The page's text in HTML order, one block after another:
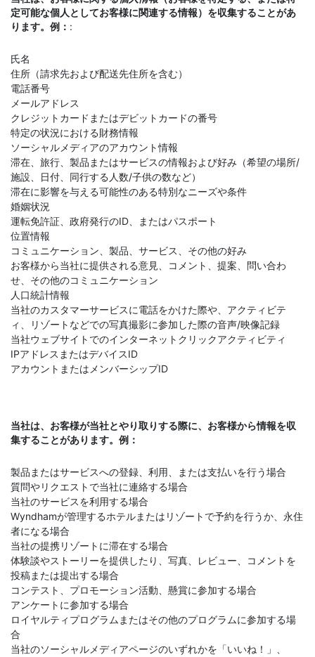
定可能な個人としてお客様に関連する情報）を収集することがあ
ります。例： :
氏名
住所（請求先および配送先住所を含む）
電話番号
メールアドレス
クレジットカードまたはデビットカードの番号
特定の状況における財務情報
ソーシャルメディアのアカウント情報
滞在、旅行、製品またはサービスの情報および好み（希望の場所/
施設、日付、同行する人数/子供の数など）
滞在に影響を与える可能性のある特別なニーズや条件
婚姻状況
運転免許証、政府発行のID、またはパスポート
位置情報
コミュニケーション、製品、サービス、その他の好み
お客様から当社に提供される意見、コメント、提案、問い合わ
せ、その他のコミュニケーション
人口統計情報
当社のカスタマーサービスに電話をかけた際や、アクティビテ
ィ、リゾートなどでの写真撮影に参加した際の音声/映像記録
当社ウェブサイトでのインターネットクリックアクティビティ
IPアドレスまたはデバイスID
アカウントまたはメンバーシップID
当社は、お客様が当社とやり取りする際に、お客様から情報を収
集することがあります。例：
製品またはサービスへの登録、利用、または支払いを行う場合
質問やリクエストで当社に連絡する場合
当社のサービスを利用する場合
Wyndhamが管理するホテルまたはリゾートで予約を行うか、永住
者になる場合
当社の提携リゾートに滞在する場合
体験談やストーリーを提供したり、写真、レビュー、コメントを
投稿または提出する場合
コンテスト、プロモーション活動、懸賞に参加する場合
アンケートに参加する場合
ロイヤルティプログラムまたはその他のプログラムに参加する場
合
当社のソーシャルメディアページのいずれかを「いいね！」、